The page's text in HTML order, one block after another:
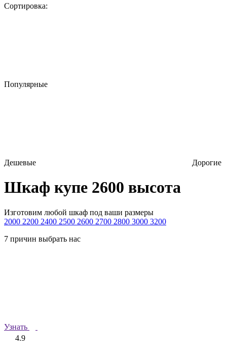
Сортировка:
Популярные
Дешевые Дорогие
Шкаф купе 2600 высота
Изготовим любой шкаф под ваши размеры
2000 2200 2400 2500 2600 2700 2800 3000 3200
7 причин выбрать нас
Узнать
4.9